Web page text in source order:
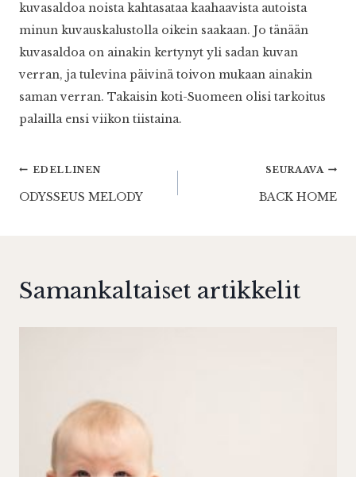
kuvasaldoa noista kahtasataa kaahaavista autoista
minun kuvauskalustolla oikein saakaan. Jo tänään
kuvasaldoa on ainakin kertynyt yli sadan kuvan
verran, ja tulevina päivinä toivon mukaan ainakin
saman verran. Takaisin koti-Suomeen olisi tarkoitus
palailla ensi viikon tiistaina.
Artikkelien
selaus
EDELLINEN
ODYSSEUS MELODY
SEURAAVA
BACK HOME
Samankaltaiset artikkelit